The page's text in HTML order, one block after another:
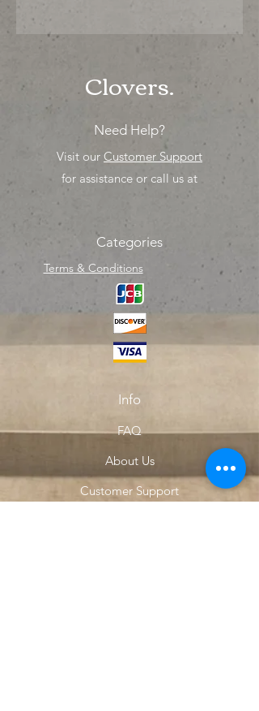
"Ya sea para comprar o para surtir,
solo los mejores precios para tu
tienda o proyecto" venta por ciento
Clovers.
Need Help?
Visit our Customer Support
for assistance or call us at
Categories
Terms & Conditions
Info
FAQ
About Us
Customer Support